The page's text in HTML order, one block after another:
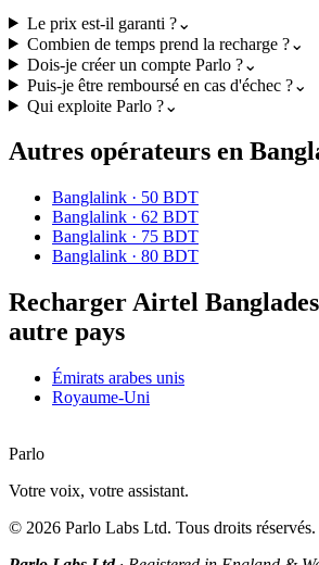
Le prix est-il garanti ?⌄
Combien de temps prend la recharge ?⌄
Dois-je créer un compte Parlo ?⌄
Puis-je être remboursé en cas d'échec ?⌄
Qui exploite Parlo ?⌄
Autres opérateurs en
Banglalink · 50 BDT
Banglalink · 62 BDT
Banglalink · 75 BDT
Banglalink · 80 BDT
Recharger Airtel
autre pays
Émirats arabes unis
Royaume-Uni
Parlo
Votre voix, votre assistant.
© 2026 Parlo Labs Ltd. Tous droits réservés.